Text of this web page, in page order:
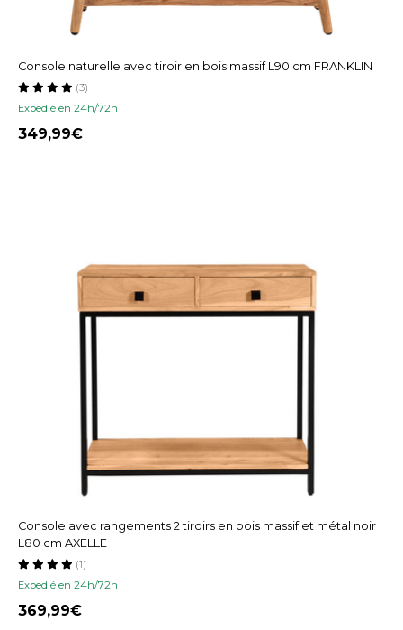
Console naturelle avec tiroir en bois massif L90 cm FRANKLIN
Expedié en 24h/72h
(3)
349,99
Console avec rangements 2 tiroirs en bois massif et métal noir
L80 cm AXELLE
Expedié en 24h/72h
(1)
369,99